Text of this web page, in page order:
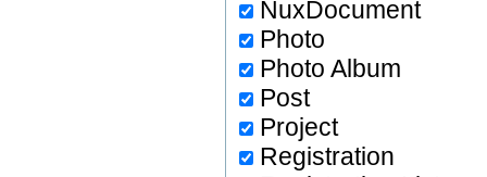
NuxDocument
Photo
Photo Album
Post
Project
Registration